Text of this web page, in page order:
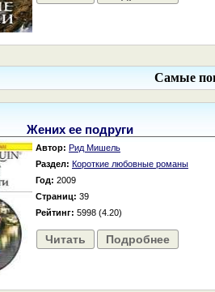
Самые
Жених ее подруги
Автор: Рид Мишель
Раздел: Короткие любовные романы
Год: 2009
Страниц: 39
Рейтинг: 5998 (4.20)
Читать Подробнее